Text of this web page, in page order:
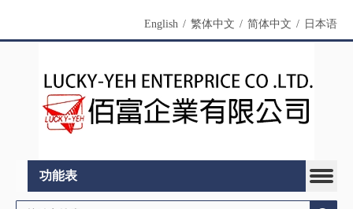
English / 繁体中文 / 简体中文 / 日本语
功能表